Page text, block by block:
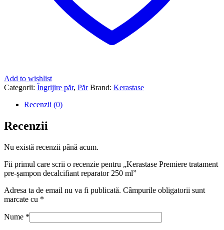
Add to wishlist
Categorii: Îngrijire păr, Păr Brand: Kerastase
Recenzii (0)
Recenzii
Nu există recenzii până acum.
Fii primul care scrii o recenzie pentru „Kerastase Premiere tratament
pre-șampon decalcifiant reparator 250 ml”
Adresa ta de email nu va fi publicată. Câmpurile obligatorii sunt
marcate cu *
Nume *